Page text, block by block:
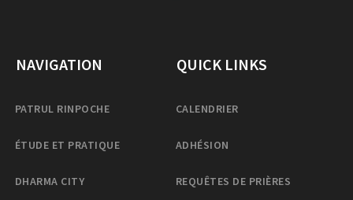
NAVIGATION
PATRUL RINPOCHE
ÉTUDE ET PRATIQUE
DHARMA CITY
QUICK LINKS
CALENDRIER
ADHÉSION
REQUÊTES DE PRIÈRES